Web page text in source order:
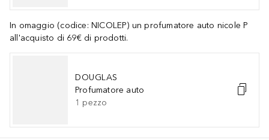
In omaggio (codice: NICOLEP) un profumatore auto nicole P
all'acquisto di 69€ di prodotti.
DOUGLAS
Profumatore auto
1 pezzo